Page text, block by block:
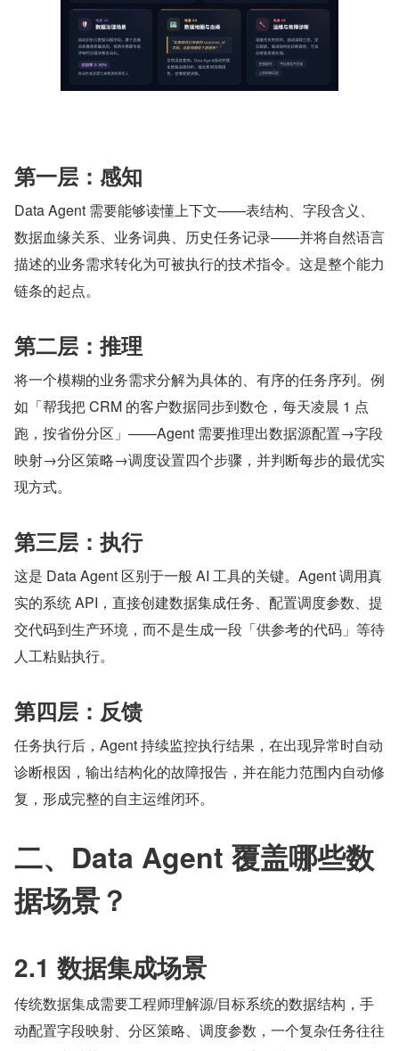
第一层：感知
Data Agent 需要能够读懂上下文——表结构、字段含义、
数据血缘关系、业务词典、历史任务记录——并将自然语言
描述的业务需求转化为可被执行的技术指令。这是整个能力
链条的起点。
第二层：推理
将一个模糊的业务需求分解为具体的、有序的任务序列。例
如「帮我把 CRM 的客户数据同步到数仓，每天凌晨 1 点
跑，按省份分区」——Agent 需要推理出数据源配置→字段
映射→分区策略→调度设置四个步骤，并判断每步的最优实
现方式。
第三层：执行
这是 Data Agent 区别于一般 AI 工具的关键。Agent 调用真
实的系统 API，直接创建数据集成任务、配置调度参数、提
交代码到生产环境，而不是生成一段「供参考的代码」等待
人工粘贴执行。
第四层：反馈
任务执行后，Agent 持续监控执行结果，在出现异常时自动
诊断根因，输出结构化的故障报告，并在能力范围内自动修
复，形成完整的自主运维闭环。
二、Data Agent 覆盖哪些数
据场景？
2.1 数据集成场景
传统数据集成需要工程师理解源/目标系统的数据结构，手
动配置字段映射、分区策略、调度参数，一个复杂任务往往